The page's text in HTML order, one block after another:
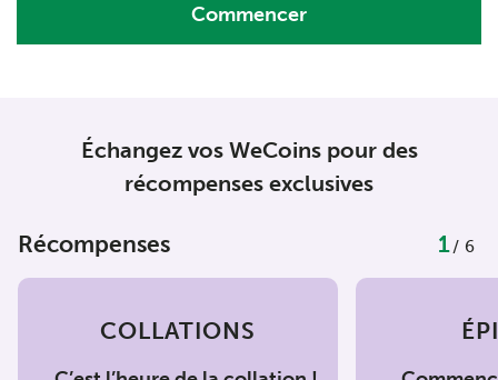
Commencer
Échangez vos WeCoins pour des
récompenses exclusives
Récompenses 1/6
COLLATIONS